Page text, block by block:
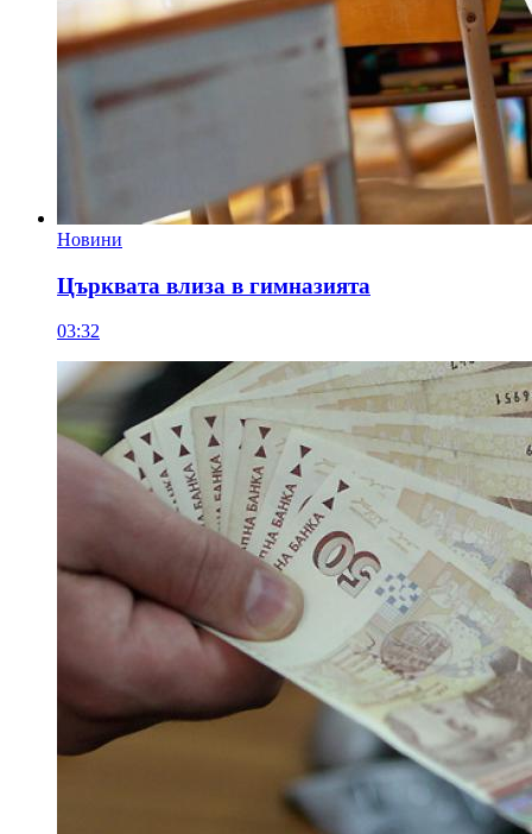
Новини
Църквата влиза в гимназията
03:32